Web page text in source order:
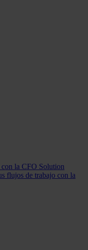
la CFO Solution
flujos de trabajo con la